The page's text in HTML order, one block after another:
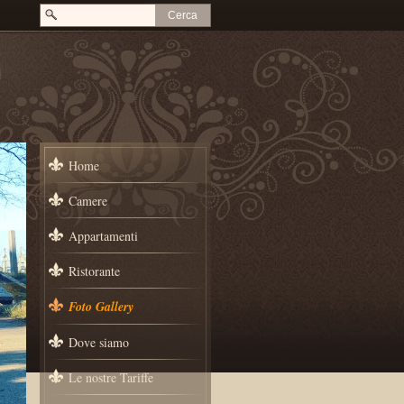
Home
Camere
Appartamenti
Ristorante
Foto Gallery
Dove siamo
Le nostre Tariffe